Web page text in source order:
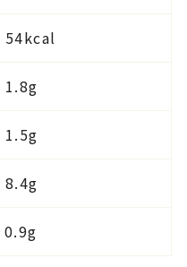
54kcal
1.8g
1.5g
8.4g
0.9g